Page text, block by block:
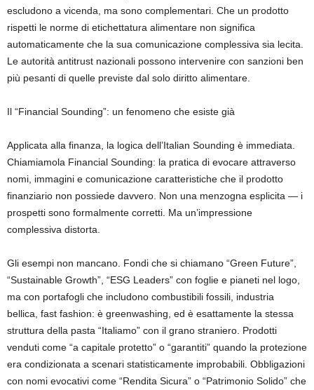
escludono a vicenda, ma sono complementari. Che un prodotto
rispetti le norme di etichettatura alimentare non significa
automaticamente che la sua comunicazione complessiva sia lecita.
Le autorità antitrust nazionali possono intervenire con sanzioni ben
più pesanti di quelle previste dal solo diritto alimentare.
Il “Financial Sounding”: un fenomeno che esiste già
Applicata alla finanza, la logica dell’Italian Sounding è immediata.
Chiamiamola Financial Sounding: la pratica di evocare attraverso
nomi, immagini e comunicazione caratteristiche che il prodotto
finanziario non possiede davvero. Non una menzogna esplicita — i
prospetti sono formalmente corretti. Ma un’impressione
complessiva distorta.
Gli esempi non mancano. Fondi che si chiamano “Green Future”,
“Sustainable Growth”, “ESG Leaders” con foglie e pianeti nel logo,
ma con portafogli che includono combustibili fossili, industria
bellica, fast fashion: è greenwashing, ed è esattamente la stessa
struttura della pasta “Italiamo” con il grano straniero. Prodotti
venduti come “a capitale protetto” o “garantiti” quando la protezione
era condizionata a scenari statisticamente improbabili. Obbligazioni
con nomi evocativi come “Rendita Sicura” o “Patrimonio Solido” che